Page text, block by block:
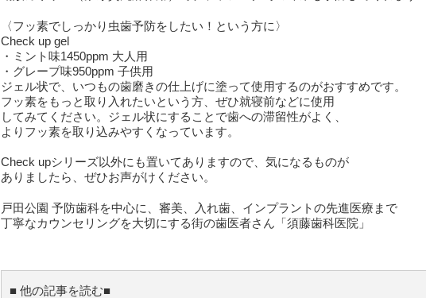
〈フッ素でしっかり虫歯予防をしたい！という方に〉
Check up gel
・ミント味1450ppm 大人用
・グレープ味950ppm 子供用
ジェル状で、いつもの歯磨きの仕上げに塗って使用するのがおすすめです。
フッ素をもっと取り入れたいという方、ぜひ就寝前などに使用
してみてください。ジェル状にすることで歯への滞留性がよく、
よりフッ素を取り込みやすくなっています。
Check upシリーズ以外にも置いてありますので、気になるものが
ありましたら、ぜひお声がけください。
戸田公園 予防歯科を中心に、審美、入れ歯、インプラントの先進医療まで
丁寧なカウンセリングを大切にする街の歯医者さん「須藤歯科医院」
■ 他の記事を読む■